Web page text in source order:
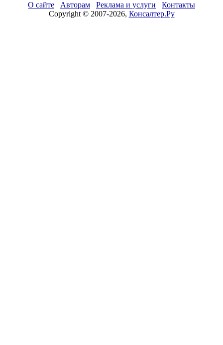
О сайте Авторам Реклама и услуги
Контакты
Copyright © 2007-2026, Консалтер.Ру